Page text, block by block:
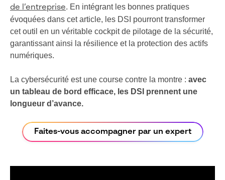
de l’entreprise. En intégrant les bonnes pratiques
évoquées dans cet article, les DSI pourront transformer
cet outil en un véritable cockpit de pilotage de la sécurité,
garantissant ainsi la résilience et la protection des actifs
numériques.
La cybersécurité est une course contre la montre : avec
un tableau de bord efficace, les DSI prennent une
longueur d’avance.
Faites-vous accompagner par un expert